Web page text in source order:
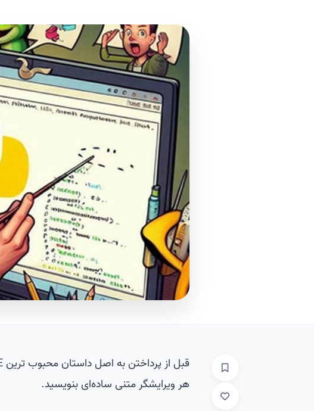
هر ویرایشگر متنی ساده‌ای بنویسید.